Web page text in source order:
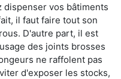
dispenser vos bâtiments
il faut faire tout son
D'autre part, il est
des joints brosses
ne raffolent pas
d'exposer les stocks,